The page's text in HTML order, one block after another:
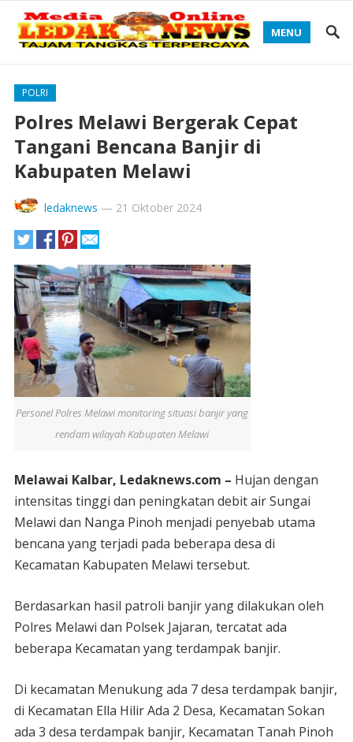
MENU
POLRI
Polres Melawi Bergerak Cepat
Tangani Bencana Banjir di
Kabupaten Melawi
ledaknews — 21 Oktober 2024
Personel Polres Melawi monitoring situasi banjir yang
rendam wilayah Kabupaten Melawi
Melawai Kalbar, Ledaknews.com – Hujan dengan
intensitas tinggi dan peningkatan debit air Sungai
Melawi dan Nanga Pinoh menjadi penyebab utama
bencana yang terjadi pada beberapa desa di
Kecamatan Kabupaten Melawi tersebut.
Berdasarkan hasil patroli banjir yang dilakukan oleh
Polres Melawi dan Polsek Jajaran, tercatat ada
beberapa Kecamatan yang terdampak banjir.
Di kecamatan Menukung ada 7 desa terdampak banjir,
di Kecamatan Ella Hilir Ada 2 Desa, Kecamatan Sokan
ada 3 desa terdampak banjir, Kecamatan Tanah Pinoh